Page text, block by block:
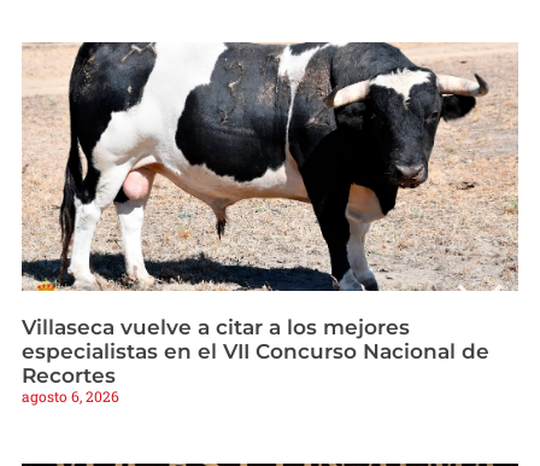
Villaseca vuelve a citar a los mejores
especialistas en el VII Concurso Nacional de
Recortes
agosto 6, 2026